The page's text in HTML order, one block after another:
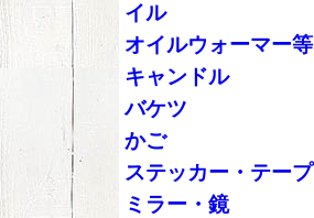
イル
オイルウォーマー等
キャンドル
バケツ
かご
ステッカー・テープ
ミラー・鏡